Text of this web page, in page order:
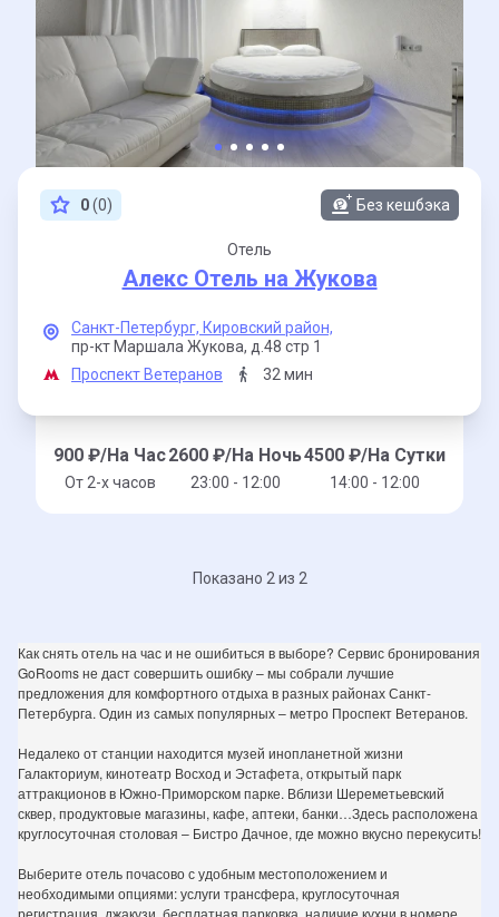
0(0) Без кешбэка
Отель
Алекс Отель на Жукова
Санкт-Петербург, Кировский район,
пр-кт Маршала Жукова, д.48 стр 1
Проспект Ветеранов
32 мин
900 ₽/На Час
От 2-x часов
2600 ₽/На Ночь
23:00 - 12:00
4500 ₽/На Сутки
14:00 - 12:00
Показано 2 из 2
Как снять отель на час и не ошибиться в выборе? Сервис бронирования
GoRooms не даст совершить ошибку – мы собрали лучшие
предложения для комфортного отдыха в разных районах Санкт-
Петербурга. Один из самых популярных – метро Проспект Ветеранов.
Недалеко от станции находится музей инопланетной жизни
Галакториум, кинотеатр Восход и Эстафета, открытый парк
аттракционов в Южно-Приморском парке. Вблизи Шереметьевский
сквер, продуктовые магазины, кафе, аптеки, банки…Здесь расположена
круглосуточная столовая – Бистро Дачное, где можно вкусно перекусить!
Выберите отель почасово с удобным местоположением и
необходимыми опциями: услуги трансфера, круглосуточная
регистрация, джакузи, бесплатная парковка, наличие кухни в номере,